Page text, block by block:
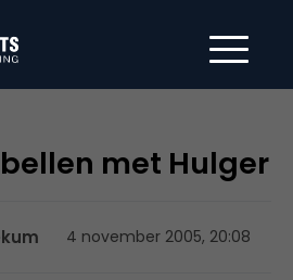
met Hulger
4 november 2005, 20:08